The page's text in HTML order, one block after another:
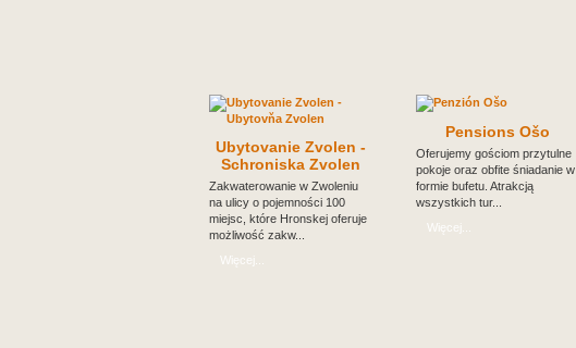
Ubytovanie Zvolen -
Schroniska Zvolen
Zakwaterowanie w Zwoleniu
na ulicy o pojemności 100
miejsc, które Hronskej oferuje
możliwość zakw...
Więcej...
Pensions Ošo
Oferujemy gościom przytulne
pokoje oraz obfite śniadanie w
formie bufetu. Atrakcją
wszystkich tur...
Więcej...